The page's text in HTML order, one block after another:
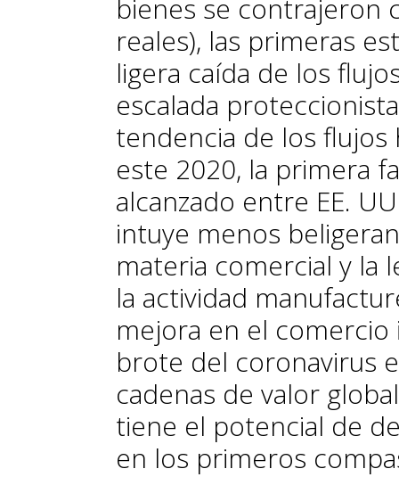
bienes se contrajeron
reales), las primeras
ligera caída de los
escalada
tendencia de los flujos
este 2020, la primera
alcanzado entre EE.
intuye menos
materia comercial y la
la actividad
mejora en el
brote del coronavirus
cadenas de valor
tiene el potencial de
en los primeros